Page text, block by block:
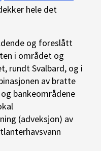
hele det
og foreslått
i området og
rundt Svalbard, og i
av bratte
bankeområdene
(adveksjon) av